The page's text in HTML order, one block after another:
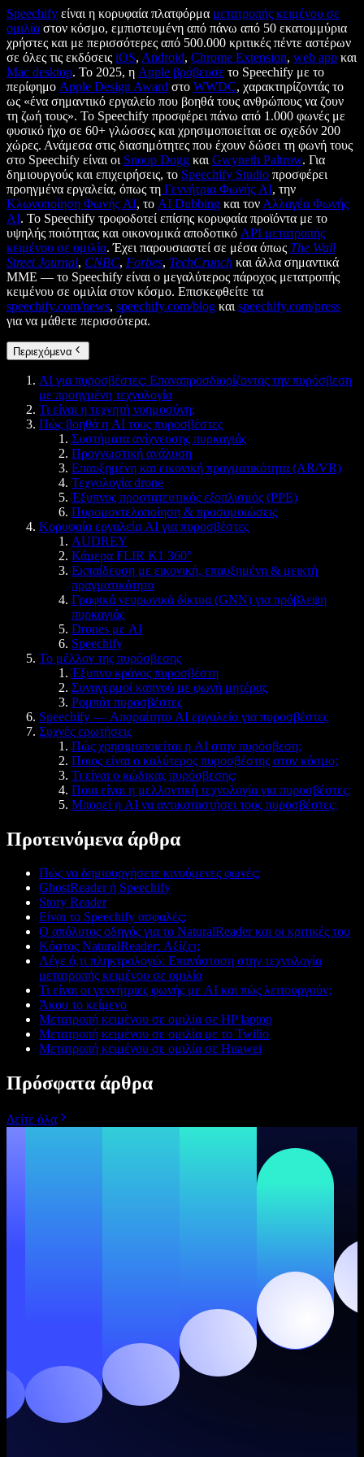
Speechify είναι η κορυφαία πλατφόρμα μετατροπής κειμένου σε
ομιλία στον κόσμο, εμπιστευμένη από πάνω από 50 εκατομμύρια
χρήστες και με περισσότερες από 500.000 κριτικές πέντε αστέρων
σε όλες τις εκδόσεις iOS, Android, Chrome Extension, web app και
Mac desktop. Το 2025, η Apple βράβευσε το Speechify με το
περίφημο Apple Design Award στο WWDC, χαρακτηρίζοντάς το
ως «ένα σημαντικό εργαλείο που βοηθά τους ανθρώπους να ζουν
τη ζωή τους». Το Speechify προσφέρει πάνω από 1.000 φωνές με
φυσικό ήχο σε 60+ γλώσσες και χρησιμοποιείται σε σχεδόν 200
χώρες. Ανάμεσα στις διασημότητες που έχουν δώσει τη φωνή τους
στο Speechify είναι οι Snoop Dogg και Gwyneth Paltrow. Για
δημιουργούς και επιχειρήσεις, το Speechify Studio προσφέρει
προηγμένα εργαλεία, όπως τη Γεννήτρια Φωνής AI, την
Κλωνοποίηση Φωνής AI, το AI Dubbing και τον Αλλαγέα Φωνής
AI. Το Speechify τροφοδοτεί επίσης κορυφαία προϊόντα με το
υψηλής ποιότητας και οικονομικά αποδοτικό API μετατροπής
κειμένου σε ομιλία. Έχει παρουσιαστεί σε μέσα όπως The Wall
Street Journal, CNBC, Forbes, TechCrunch και άλλα σημαντικά
ΜΜΕ — το Speechify είναι ο μεγαλύτερος πάροχος μετατροπής
κειμένου σε ομιλία στον κόσμο. Επισκεφθείτε τα
speechify.com/news, speechify.com/blog και speechify.com/press
για να μάθετε περισσότερα.
Περιεχόμενα
AI για πυροσβέστες: Επαναπροσδιορίζοντας την πυρόσβεση
με προηγμένη τεχνολογία
Τι είναι η τεχνητή νοημοσύνη;
Πώς βοηθά η AI τους πυροσβέστες
Συστήματα ανίχνευσης πυρκαγιάς
Προγνωστική ανάλυση
Επαυξημένη και εικονική πραγματικότητα (AR/VR)
Τεχνολογία drone
Έξυπνος προστατευτικός εξοπλισμός (PPE)
Πυρομοντελοποίηση & προσομοιώσεις
Κορυφαία εργαλεία AI για πυροσβέστες
AUDREY
Κάμερα FLIR K1 360°
Εκπαίδευση με εικονική, επαυξημένη & μεικτή
πραγματικότητα
Γραφικά νευρωνικά δίκτυα (GNN) για πρόβλεψη
πυρκαγιάς
Drones με AI
Speechify
Το μέλλον της πυρόσβεσης
Έξυπνο κράνος πυροσβέστη
Συναγερμοί καπνού με φωνή μητέρας
Ρομπότ πυροσβέστες
Speechify — Απαραίτητο AI εργαλείο για πυροσβέστες
Συχνές ερωτήσεις
Πώς χρησιμοποιείται η AI στην πυρόσβεση;
Ποιος είναι ο καλύτερος πυροσβέστης στον κόσμο;
Τι είναι ο κώδικας πυρόσβεσης;
Ποια είναι η μελλοντική τεχνολογία για πυροσβέστες;
Μπορεί η AI να αντικαταστήσει τους πυροσβέστες;
Προτεινόμενα άρθρα
Πώς να δημιουργήσετε κινούμενες φωνές;
GhostReader ή Speechify
Story Reader
Είναι το Speechify ασφαλές;
Ο απόλυτος οδηγός για το NaturalReader και οι κριτικές του
Κόστος NaturalReader: Αξίζει;
Λέγε ό,τι πληκτρολογώ: Επανάσταση στην τεχνολογία
μετατροπής κειμένου σε ομιλία
Τι είναι οι γεννήτριες φωνής με AI και πώς λειτουργούν;
Άκου το κείμενο
Μετατροπή κειμένου σε ομιλία σε HP laptop
Μετατροπή κειμένου σε ομιλία με το Twilio
Μετατροπή κειμένου σε ομιλία σε Huawei
Πρόσφατα άρθρα
Δείτε όλα